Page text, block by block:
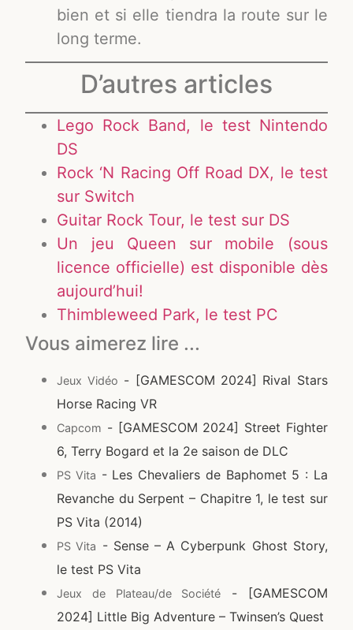
bien et si elle tiendra la route sur le
long terme.
D’autres articles
Lego Rock Band, le test Nintendo
DS
Rock ‘N Racing Off Road DX, le test
sur Switch
Guitar Rock Tour, le test sur DS
Un jeu Queen sur mobile (sous
licence officielle) est disponible dès
aujourd’hui!
Thimbleweed Park, le test PC
Vous aimerez lire ...
Jeux Vidéo - [GAMESCOM 2024] Rival Stars
Horse Racing VR
Capcom - [GAMESCOM 2024] Street Fighter
6, Terry Bogard et la 2e saison de DLC
PS Vita - Les Chevaliers de Baphomet 5 : La
Revanche du Serpent – Chapitre 1, le test sur
PS Vita (2014)
PS Vita - Sense – A Cyberpunk Ghost Story,
le test PS Vita
Jeux de Plateau/de Société
- [GAMESCOM
2024] Little Big Adventure – Twinsen’s Quest